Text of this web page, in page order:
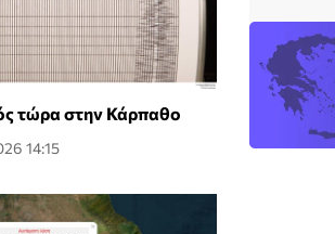
τώρα στην Κάρπαθο
14:15